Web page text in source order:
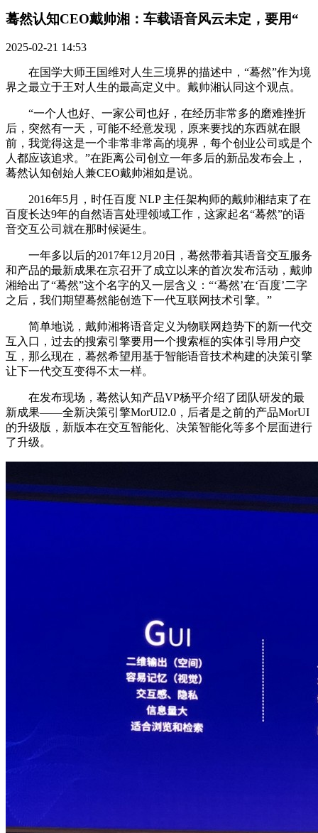
蓦然认知CEO戴帅湘：车载语音风云未定，要用“​
2025-02-21 14:53
在国学大师王国维对人生三境界的描述中，“蓦然”作为境
界之最立于王对人生的最高定义中。戴帅湘认同这个观点。
“一个人也好、一家公司也好，在经历非常多的磨难挫折
后，突然有一天，可能不经意发现，原来要找的东西就在眼
前，我觉得这是一个非常非常高的境界，每个创业公司或是个
人都应该追求。”在距离公司创立一年多后的新品发布会上，
蓦然认知创始人兼CEO戴帅湘如是说。
2016年5月，时任百度 NLP 主任架构师的戴帅湘结束了在
百度长达9年的自然语言处理领域工作，这家起名“蓦然”的语
音交互公司就在那时候诞生。
一年多以后的2017年12月20日，蓦然带着其语音交互服务
和产品的最新成果在京召开了成立以来的首次发布活动，戴帅
湘给出了“蓦然”这个名字的又一层含义：“‘蓦然’在‘百度’二字
之后，我们期望蓦然能创造下一代互联网技术引擎。”
简单地说，戴帅湘将语音定义为物联网趋势下的新一代交
互入口，过去的搜索引擎要用一个搜索框的实体引导用户交
互，那么现在，蓦然希望用基于智能语音技术构建的决策引擎
让下一代交互变得不太一样。
在发布现场，蓦然认知产品VP杨平介绍了团队研发的最
新成果——全新决策引擎MorUI2.0，后者是之前的产品MorUI
的升级版，新版本在交互智能化、决策智能化等多个层面进行
了升级。